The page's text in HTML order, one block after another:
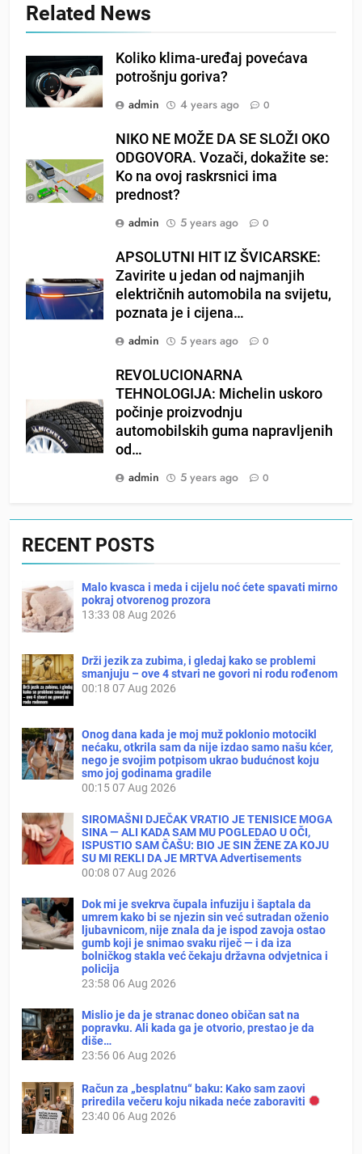
Related News
Koliko klima-uređaj povećava
potrošnju goriva?
admin
4 years ago 0
NIKO NE MOŽE DA SE SLOŽI OKO
ODGOVORA. Vozači, dokažite se:
Ko na ovoj raskrsnici ima
prednost?
admin
5 years ago 0
APSOLUTNI HIT IZ ŠVICARSKE:
Zavirite u jedan od najmanjih
električnih automobila na svijetu,
poznata je i cijena…
admin
5 years ago 0
REVOLUCIONARNA
TEHNOLOGIJA: Michelin uskoro
počinje proizvodnju
automobilskih guma napravljenih
od…
admin
5 years ago 0
RECENT POSTS
Malo kvasca i meda i cijelu noć ćete spavati mirno
pokraj otvorenog prozora
13:33 08 Aug 2026
Drži jezik za zubima, i gledaj kako se problemi
smanjuju – ove 4 stvari ne govori ni rodu rođenom
00:18 07 Aug 2026
Onog dana kada je moj muž poklonio motocikl
nećaku, otkrila sam da nije izdao samo našu kćer,
nego je svojim potpisom ukrao budućnost koju
smo joj godinama gradile
00:1507 Aug 2026
SIROMAŠNI DJEČAK VRATIO JE TENISICE MOGA
SINA — ALI KADA SAM MU POGLEDAO U OČI,
ISPUSTIO SAM ČAŠU: BIO JE SIN ŽENE ZA KOJU
SU MI REKLI DA JE MRTVA Advertisements
00:08 07 Aug 2026
Dok mi je svekrva čupala infuziju i šaptala da
umrem kako bi se njezin sin već sutradan oženio
ljubavnicom, nije znala da je ispod zavoja ostao
gumb koji je snimao svaku riječ — i da iza
bolničkog stakla već čekaju državna odvjetnica i
policija
23:58 06 Aug 2026
Mislio je da je stranac doneo običan sat na
popravku. Ali kada ga je otvorio, prestao je da
diše…
23:56 06 Aug 2026
Račun za „besplatnu“ baku: Kako sam zaovi
priredila večeru koju nikada neće zaboraviti
23:40 06 Aug 2026